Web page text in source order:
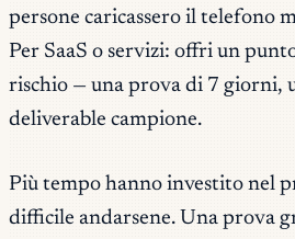
persone caricassero il telefono
Per SaaS o servizi: offri un
rischio — una prova di 7 giorni,
deliverable campione.
Più tempo hanno investito nel
difficile andarsene. Una prova